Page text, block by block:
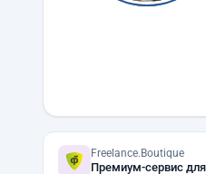
Freelance.Boutique
Премиум-сервис